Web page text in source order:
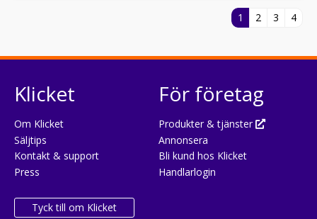
1 2 3 4
Klicket
Om Klicket
Säljtips
Kontakt & support
Press
Tyck till om Klicket
För företag
Produkter & tjänster
Annonsera
Bli kund hos Klicket
Handlarlogin